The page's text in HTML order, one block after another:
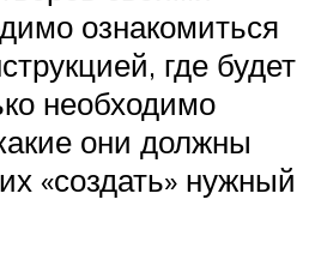
ознакомиться
где будет
необходимо
они должны
«создать» нужный